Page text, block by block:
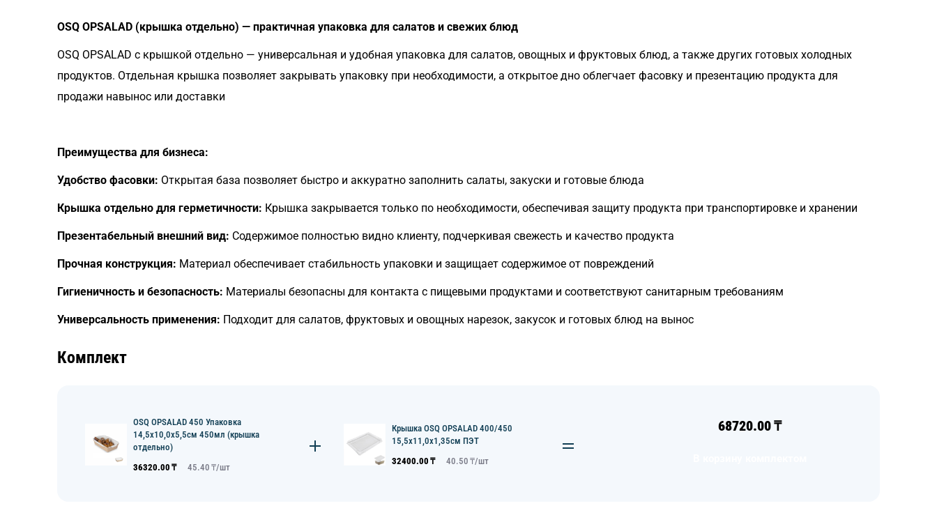
OSQ OPSALAD (крышка отдельно) — практичная упаковка для салатов и свежих блюд
OSQ OPSALAD с крышкой отдельно — универсальная и удобная упаковка для салатов, овощных и фруктовых блюд, а также других готовых холодных
продуктов. Отдельная крышка позволяет закрывать упаковку при необходимости, а открытое дно облегчает фасовку и презентацию продукта для
продажи навынос или доставки
Преимущества для бизнеса:
Удобство фасовки: Открытая база позволяет быстро и аккуратно заполнить салаты, закуски и готовые блюда
Крышка отдельно для герметичности: Крышка закрывается только по необходимости, обеспечивая защиту продукта при транспортировке и хранении
Презентабельный внешний вид: Содержимое полностью видно клиенту, подчеркивая свежесть и качество продукта
Прочная конструкция: Материал обеспечивает стабильность упаковки и защищает содержимое от повреждений
Гигиеничность и безопасность: Материалы безопасны для контакта с пищевыми продуктами и соответствуют санитарным требованиям
Универсальность применения: Подходит для салатов, фруктовых и овощных нарезок, закусок и готовых блюд на вынос
Комплект
OSQ OPSALAD 450 Упаковка
14,5х10,0х5,5см 450мл (крышка
отдельно)
36320.00 ₸ 45.40 ₸/шт
Крышка OSQ OPSALAD 400/450
15,5х11,0х1,35см ПЭТ
32400.00 ₸ 40.50 ₸/шт
68720.00₸